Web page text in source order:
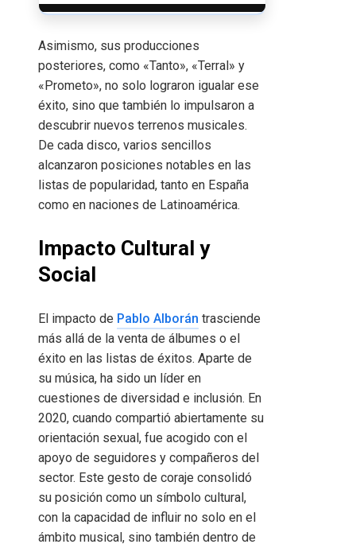
Asimismo, sus producciones
posteriores, como «Tanto», «Terral» y
«Prometo», no solo lograron igualar ese
éxito, sino que también lo impulsaron a
descubrir nuevos terrenos musicales.
De cada disco, varios sencillos
alcanzaron posiciones notables en las
listas de popularidad, tanto en España
como en naciones de Latinoamérica.
Impacto Cultural y
Social
El impacto de Pablo Alborán trasciende
más allá de la venta de álbumes o el
éxito en las listas de éxitos. Aparte de
su música, ha sido un líder en
cuestiones de diversidad e inclusión. En
2020, cuando compartió abiertamente su
orientación sexual, fue acogido con el
apoyo de seguidores y compañeros del
sector. Este gesto de coraje consolidó
su posición como un símbolo cultural,
con la capacidad de influir no solo en el
ámbito musical, sino también dentro de